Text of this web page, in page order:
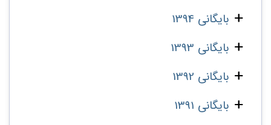
بایگانی 1394
بایگانی 1393
بایگانی 1392
بایگانی 1391